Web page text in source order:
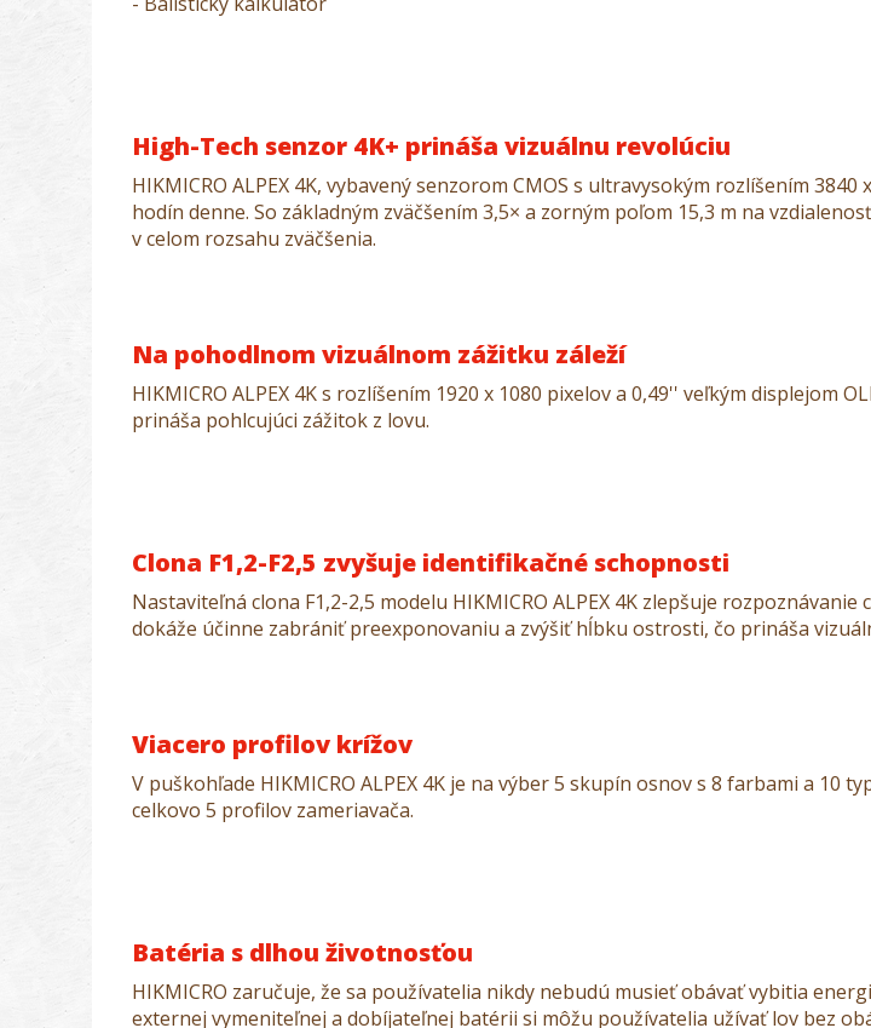
High-Tech senzor 4K+ prináša vizuálnu revolúciu
HIKMICRO ALPEX 4K, vybavený senzorom CMOS s ultravysokým rozlíšením
hodín denne. So základným zväčšením 3,5× a zorným poľom 15,3 m na
v celom rozsahu zväčšenia.
Na pohodlnom vizuálnom zážitku záleží
HIKMICRO ALPEX 4K s rozlíšením 1920 x 1080 pixelov a 0,49'' veľkým displejom
prináša pohlcujúci zážitok z lovu.
Clona F1,2-F2,5 zvyšuje identifikačné schopnosti
Nastaviteľná clona F1,2-2,5 modelu HIKMICRO ALPEX 4K zlepšuje
dokáže účinne zabrániť preexponovaniu a zvýšiť hĺbku ostrosti, čo prináša
Viacero profilov krížov
V puškohľade HIKMICRO ALPEX 4K je na výber 5 skupín osnov s 8 farbami a
celkovo 5 profilov zameriavača.
Batéria s dlhou životnosťou
HIKMICRO zaručuje, že sa používatelia nikdy nebudú musieť obávať vybitia
externej vymeniteľnej a dobíjateľnej batérii si môžu používatelia užívať lov bez